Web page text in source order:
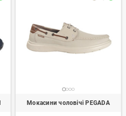
Мокасини чоловічі PEGADA